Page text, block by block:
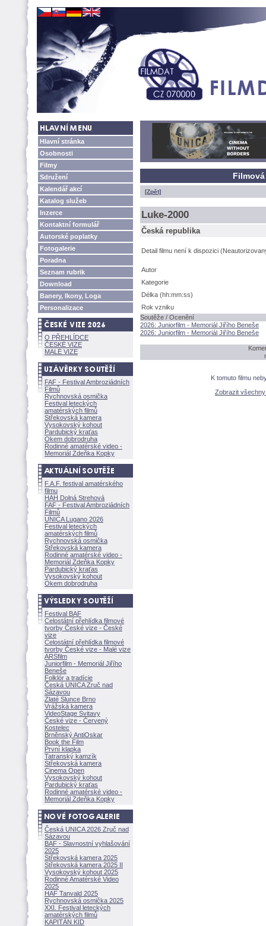
Hlavní stránka
Osobnosti
Filmy
Sdružení
Kalendář akcí
Katalog služeb
Inzerce
Kontaktní formulář
Autorské poplatky
Fotogalerie
Poradna
Seznam rubrik
Download
Banery, Ikony, Loga
Personalizace
O PŘEHLÍDCE
ČESKÉ VIZE
MALÉ VIZE
FAF - Festival Ambroziádních
Filmů
Rychnovská osmička
Festival leteckých
amatérských filmů
Střekovská kamera
Vysokovský kohout
Pardubický kraťas
Okem dobrodruha
Rodinné amatérské video -
Memoriál Zdeňka Kopky
F.A.F. festival amatérského
filmu
HAH Dolná Strehov
FAF - Festival Ambroziádních
Filmů
UNICA Lugano 2026
Festival leteckých
amatérských filmů
Rychnovská osmička
Střekovská kamera
Rodinné amatérské video -
Memoriál Zdeňka Kopky
Pardubický kraťas
Vysokovský kohout
Okem dobrodruha
Festival BAF
Celostátní přehlídka filmové
tvorby České vize - České
vize
Celostátní přehlídka filmové
tvorby České vize - Malé vize
ARSfilm
Juniorfilm - Memoriál Jiřího
Beneše
Folklór a tradície
Česká UNICA Zruč nad
Sázavou
Zlaté Slunce Brno
Vrážská kamera
VideoStage Svitavy
České vize - Červený
Kostelec
Brněnský AntiOskar
Book the Film
První klapka
Tatranský kamzík
Střekovská kamera
Cinema Open
Vysokovský kohout
Pardubický kraťas
Rodinné amatérské video -
Memoriál Zdeňka Kopky
Česká UNICA 2026 Zruč nad
Sázavou
BAF - Slavnostní vyhlašování
2025
Střekovská kamera 2025
Střekovská kamera 2025 II
Vysokovský kohout 2025
Rodinné Amatérské Video
2025
HAF Tanvald 2025
Rychnovská osmička 2025
XXI. Festival leteckých
amatérských filmů
KAPITÁN KID
[Zpět]
Luke-2000
Česká republika
Detail filmu není k dispozici
Autor
Kategorie
Délka (hh:mm:ss)
Rok vzniku
Soutěže / Ocenění
2026: Juniorfilm - Memoriál Jiřího Beneše
2026: Juniorfilm - Memoriál Jiřího Beneše
K tomuto filmu
Zobrazit